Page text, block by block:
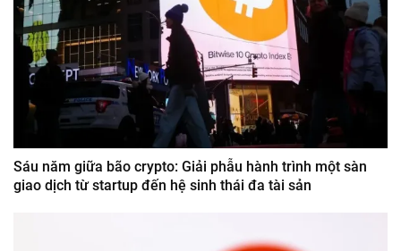
Sáu năm giữa bão crypto: Giải phẫu hành trình một sàn
giao dịch từ startup đến hệ sinh thái đa tài sản